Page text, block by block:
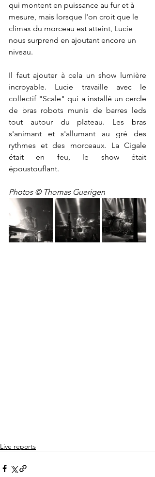
qui montent en puissance au fur et à
mesure, mais lorsque l'on croit que le
climax du morceau est atteint, Lucie
nous surprend en ajoutant encore un
niveau.
Il faut ajouter à cela un show lumière
incroyable. Lucie travaille avec le
collectif "Scale" qui a installé un cercle
de bras robots munis de barres leds
tout autour du plateau. Les bras
s'animant et s'allumant au gré des
rythmes et des morceaux. La Cigale
était en feu, le show était
époustouflant.
Photos © Thomas Guerigen
Live reports